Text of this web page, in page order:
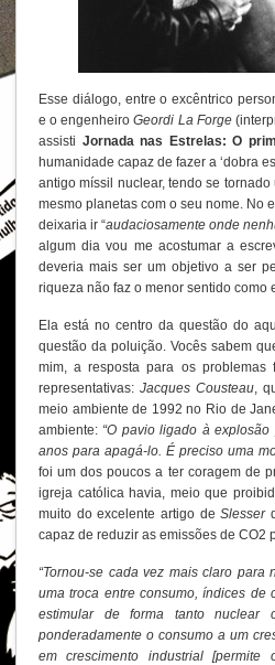
Esse diálogo, entre o excêntrico
e o engenheiroGeordi La Forge
assisti Jornada nas Estrelas: O
humanidade capaz de fazer a ‘dobra
antigo míssil nuclear, tendo se
mesmo planetas com o seu nome. No
deixaria ir “audaciosamente onde
algum dia vou me acostumar a
deveria mais ser um objetivo a ser
riqueza não faz o menor sentido como
Ela está no centro da questão do
questão da poluição. Vocês sabem
mim, a resposta para os
representativas: Jacques Cousteau,
meio ambiente de 1992 no Rio de
ambiente: “O pavio ligado à
anos para apagá-lo. É preciso uma
foi um dos poucos a ter coragem de
igreja católica havia, meio que
muito do excelente artigo deSlesser
capaz de reduzir as emissões de CO2
“Tornou-se cada vez mais claro
uma troca entre consumo, índices de
estimular de forma tanto nuclear
ponderadamente o consumo a um
em crescimento industrial